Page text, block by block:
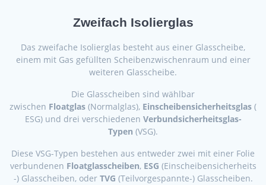
Zweifach Isolierglas
Das zweifache Isolierglas besteht aus einer Glasscheibe,
einem mit Gas gefüllten Scheibenzwischenraum und einer
weiteren Glasscheibe.
Die Glasscheiben sind wählbar
zwischen Floatglas (Normalglas), Einscheibensicherheitsglas (
ESG) und drei verschiedenen Verbundsicherheitsglas-
Typen (VSG).
Diese VSG-Typen bestehen aus entweder zwei mit einer Folie
verbundenen Floatglasscheiben, ESG (Einscheibensicherheits
-) Glasscheiben, oder TVG (Teilvorgespannte-) Glasscheiben.